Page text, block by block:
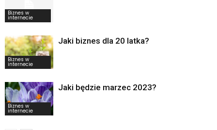
Biznes w
internecie
Biznes w
internecie
Jaki biznes dla 20 latka?
Biznes w
internecie
Jaki będzie marzec 2023?